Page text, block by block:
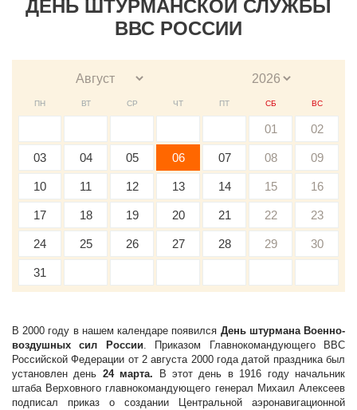
ДЕНЬ ШТУРМАНСКОЙ СЛУЖБЫ
ВВС РОССИИ
ПН ВТ СР ЧТ ПТ СБ ВС
01 02
03 04 05 06 07 08 09
10 11 12 13 14 15 16
17 18 19 20 21 22 23
24 25 26 27 28 29 30
31
В 2000 году в нашем календаре появился День штурмана Военно-
воздушных сил России. Приказом Главнокомандующего ВВС
Российской Федерации от 2 августа 2000 года датой праздника был
установлен день 24 марта. В этот день в 1916 году начальник
штаба Верховного главнокомандующего генерал Михаил Алексеев
подписал приказ о создании Центральной аэронавигационной